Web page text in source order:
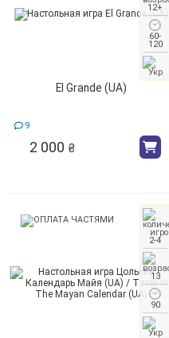
El Grande (UA)
12+
60-
120
9
2 000 ₴
2-4
13
90